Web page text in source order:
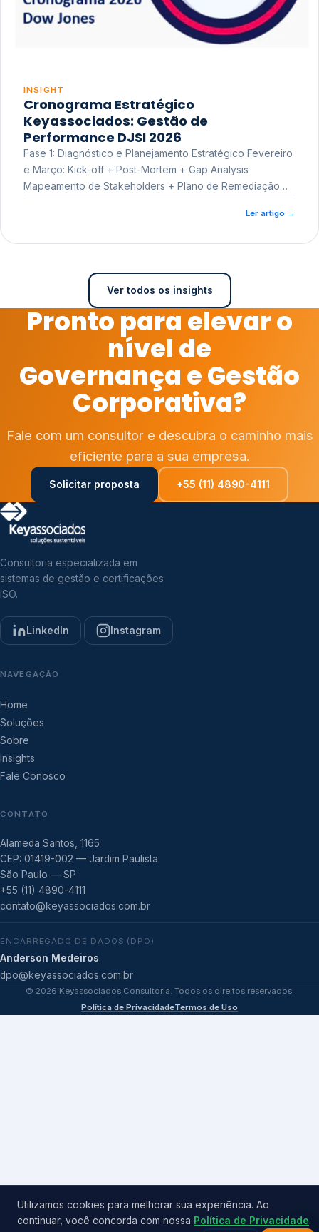
INSIGHT
Cronograma Estratégico
Keyassociados: Gestão de
Performance DJSI 2026
Fase 1: Diagnóstico e Planejamento Estratégico Fevereiro
e Março: Kick-off + Post-Mortem + Gap Analysis
Mapeamento de Stakeholders + Plano de Remediação
Ler artigo →
Ver todos os insights
Pronto para elevar o
nível de
Governança e Gestão
Corporativa?
Fale com um consultor e descubra o caminho mais
eficiente para a sua empresa.
Solicitar proposta +55 (11) 4890-4111
Consultoria especializada em
sistemas de gestão e certificações
ISO.
LinkedIn Instagram
NAVEGAÇÃO
Home
Soluções
Sobre
Insights
Fale Conosco
CONTATO
Alameda Santos, 1165
CEP: 01419-002 — Jardim Paulista
São Paulo — SP
+55 (11) 4890-4111
contato@keyassociados.com.br
ENCARREGADO DE DADOS (DPO)
Anderson Medeiros
dpo@keyassociados.com.br
© 2026 Keyassociados Consultoria. Todos os direitos reservados.
Política de PrivacidadeTermos de Uso
Utilizamos cookies para melhorar sua experiência. Ao
continuar, você concorda com nossa Política de Privacidade.